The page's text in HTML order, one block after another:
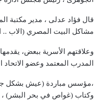
قال فؤاد عدلى ، مدير مكتبة
مشاكل البيت المصري (الاب ..
وعلاقتهم الأسرية ببعض،
المدرب المعتمد وعضو الاتحاد
،مؤسس مباردة (عيش بشكل
وكتاب (غواص في بحر البشر)